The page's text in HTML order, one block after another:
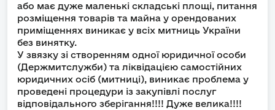
або має дуже маленькі складські площі, питання
розміщення товарів та майна у орендованих
приміщеннях виникає у всіх митниць України
без винятку.
У звязку зі створенням одної юридичної особи
(Держмитслужби) та ліквідацією самостійних
юридичних осіб (митниці), виникає проблема у
проведені процедури із закупівлі послуг
відповідального зберігання!!!! Дуже велика!!!!